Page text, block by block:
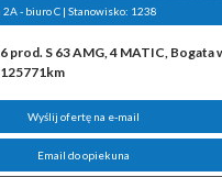
- biuro C | Stanowisko: 1238
prod. S 63 AMG, 4 MATIC, Bogata
Wyślij ofertę na e-mail
Email do opiekuna